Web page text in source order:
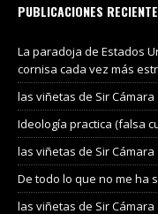
PUBLICACIONES
La paradoja de Estados
cornisa cada vez más
las viñetas de Sir Cámara
Ideología practica (falsa
las viñetas de Sir Cámara
De todo lo que no me ha
las viñetas de Sir Cámara